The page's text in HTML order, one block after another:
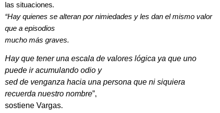
las situaciones.
“Hay quienes se alteran por nimiedades y les dan el mismo valor
que a episodios
mucho más graves.
Hay que tener una escala de valores lógica ya que uno
puede ir acumulando odio y
sed de venganza hacia una persona que ni siquiera
recuerda nuestro nombre”,
sostiene Vargas.